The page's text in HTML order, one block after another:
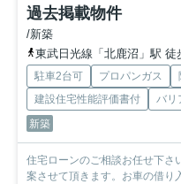
過去掲載物件
/新築
東武日光線「北鹿沼」駅 徒
駐車2台可 プロパンガス
建設住宅性能評価書付
バリ
新築
住宅ローンのご相談お任せ下さ
案させて頂きます。お車の借り